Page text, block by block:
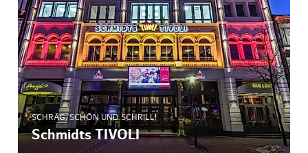
SCHRÄG, SCHÖN UND SCHRILL!
Schmidts TIVOLI